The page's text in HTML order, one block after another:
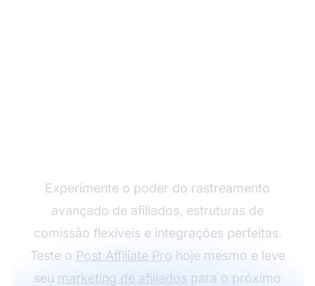
Experimente o poder do rastreamento
avançado de afiliados, estruturas de
comissão flexíveis e integrações perfeitas.
Teste o Post Affiliate Pro hoje mesmo e leve
seu marketing de afiliados para o próximo